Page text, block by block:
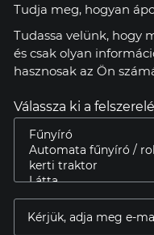
Tudja meg, hogyan
Tudassa velünk, hogy
és csak olyan
hasznosak az Ön
Válassza ki a